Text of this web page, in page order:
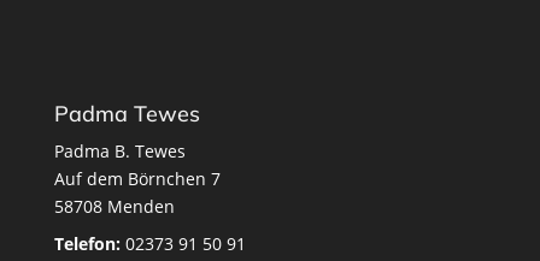
Padma Tewes
Padma B. Tewes
Auf dem Börnchen 7
58708 Menden
Telefon:02373 91 50 91